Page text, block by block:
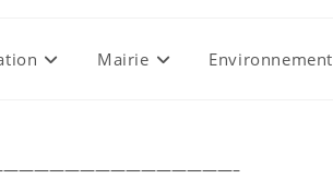
Mairie Environnement